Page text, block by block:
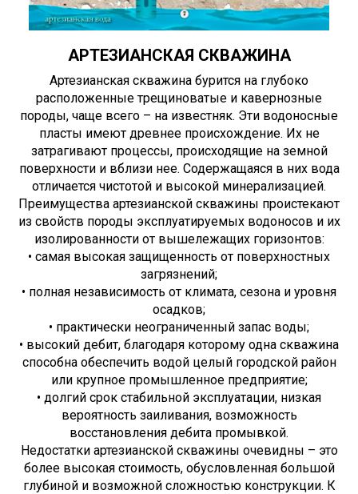
АРТЕЗИАНСКАЯ СКВАЖИНА
Артезианская скважина бурится на глубоко
расположенные трещиноватые и кавернозные
породы, чаще всего – на известняк. Эти водоносные
пласты имеют древнее происхождение. Их не
затрагивают процессы, происходящие на земной
поверхности и вблизи нее. Содержащаяся в них вода
отличается чистотой и высокой минерализацией.
Преимущества артезианской скважины проистекают
из свойств породы эксплуатируемых водоносов и их
изолированности от вышележащих горизонтов:
• самая высокая защищенность от поверхностных
загрязнений;
• полная независимость от климата, сезона и уровня
осадков;
• практически неограниченный запас воды;
• высокий дебит, благодаря которому одна скважина
способна обеспечить водой целый городской район
или крупное промышленное предприятие;
• долгий срок стабильной эксплуатации, низкая
вероятность заиливания, возможность
восстановления дебита промывкой.
Недостатки артезианской скважины очевидны – это
более высокая стоимость, обусловленная большой
глубиной и возможной сложностью конструкции. К